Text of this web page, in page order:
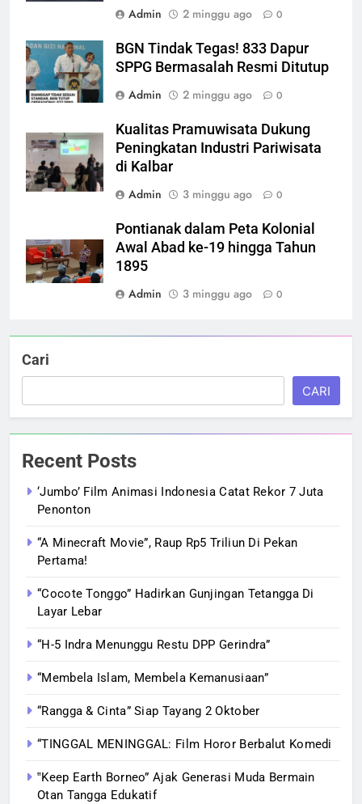
Admin
2 minggu ago 0
BGN Tindak Tegas! 833 Dapur
SPPG Bermasalah Resmi Ditutup
Admin
2 minggu ago 0
Kualitas Pramuwisata Dukung
Peningkatan Industri Pariwisata
di Kalbar
Admin
3 minggu ago 0
Pontianak dalam Peta Kolonial
Awal Abad ke-19 hingga Tahun
1895
Admin
3 minggu ago 0
Cari
CARI
Recent Posts
‘Jumbo’ Film Animasi Indonesia Catat Rekor 7 Juta
Penonton
“A Minecraft Movie”, Raup Rp5 Triliun Di Pekan
Pertama!
“Cocote Tonggo” Hadirkan Gunjingan Tetangga Di
Layar Lebar
“H-5 Indra Menunggu Restu DPP Gerindra”
“Membela Islam, Membela Kemanusiaan”
“Rangga & Cinta” Siap Tayang 2 Oktober
“TINGGAL MENINGGAL: Film Horor Berbalut Komedi
‟Keep Earth Borneo” Ajak Generasi Muda Bermain
Otan Tangga Edukatif